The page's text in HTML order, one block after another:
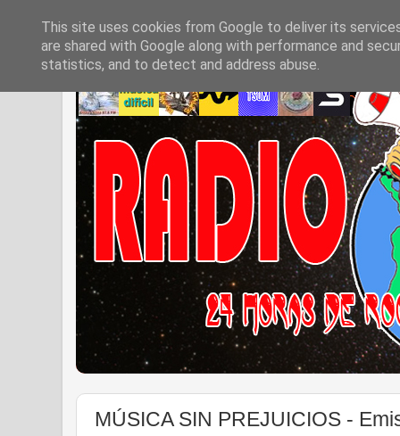
MÚSICA SIN PREJUICIOS -
This site uses cookies from Google to deliver its
are shared with Google along with performance and
statistics, and to detect and address abuse.